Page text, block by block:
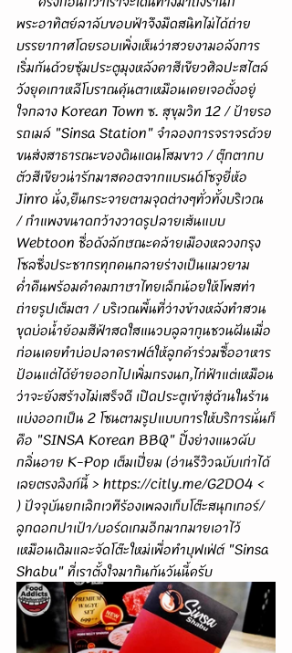
พระอาทิตย์ลาลับขอบฟ้าจึงมืดสนิทไม่ได้ถ่าย
บรรยากาศโดยรอบเพิ่งเห็นว่าสวยงามอลังการ
เริ่มกันด้วยซุ้มประตูมุงหลังคาสีเขียวศิลปะสไตล์
วังยุคเกาหลีโบราณคุ้นตาเหมือนเคยเจอตั้งอยู่
ใจกลาง Korean Town ซ. สุขุมวิท 12 / ป้ายรอ
รถเมล์ "Sinsa Station" จำลองการจราจรด้วย
ขนส่งสาธารณะของดินแดนโสมขาว / ตุ๊กตากบ
ตัวสีเขียวน่ารักมาสคอตจากแบรนด์โซจูยี่ห้อ
Jinro นั่ง,ยืนกระจายตามจุดต่างๆทั่วทั้งบริเวณ
/ กำแพงขนาดกว้างวาดรูปลายเส้นแบบ
Webtoon ชื่อดังลักษณะคล้ายเมืองหลวงกรุง
โซลซึ่งประชากรทุกคนกลายร่างเป็นแมวยาม
ค่ำคืนพร้อมคำคมภาษาไทยเล็กน้อยให้โพสท่า
ถ่ายรูปเต็มตา / บริเวณพื้นที่ว่างข้างหลังทำสวน
ขุดบ่อน้ำย้อมสีฟ้าสดใสแนวบลูลากูนชวนฝันเมื่อ
ก่อนเคยทำบ่อปลาคราฟต์ให้ลูกค้าร่วมซื้ออาหาร
ป้อนแต่ได้ย้ายออกไปเพิ่มกรงนก,ไก่ฟ้าแต่เหมือน
ว่าจะยังสร้างไม่เสร็จดี เปิดประตูเข้าสู่ด้านในร้าน
แบ่งออกเป็น 2 โซนตามรูปแบบการให้บริการนั่นก็
คือ "SINSA Korean BBQ" ปิ้งย่างแนวผับ
กลิ่นอาย K-Pop เต็มเปี่ยม (อ่านรีวิวฉบับเก่าได้
เลยตรงลิงก์นี้ > https://citly.me/G2DO4 <
) ปัจจุบันยกเลิกเวทีร้องเพลงเก็บโต๊ะสนุกเกอร์/
ลูกดอกปาเป้า/บอร์ดเกมอีกมากมายเอาไว้
เหมือนเดิมและจัดโต๊ะใหม่เพื่อทำบุฟเฟ่ต์ "Sinsa
Shabu" ที่เราตั้งใจมากินกันวันนี้ครับ